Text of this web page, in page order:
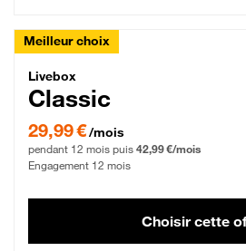
Meilleur choix
Livebox Classic Fibre
Livebox
Classic
29,99 € par mois pendant 12 mois puis
29,99 €/mois
pendant 12 mois puis 42,99 €/mois
Engagement 12 mois
Choisir cette